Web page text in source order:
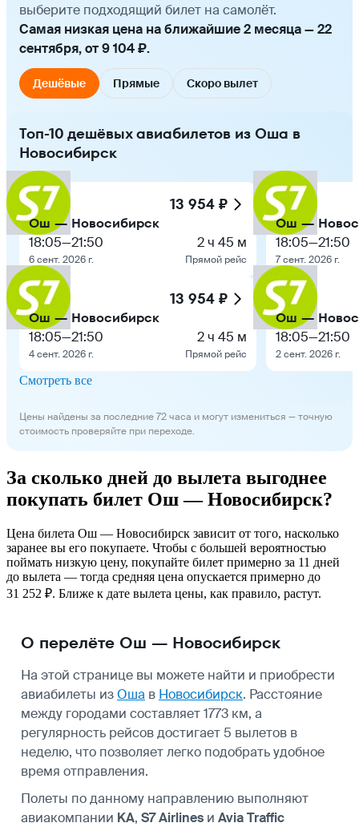
выберите подходящий билет на самолёт.
Самая низкая цена на ближайшие 2 месяца — 22
сентября, от 9 104 ₽.
Дешёвые Прямые Скоро вылет
Топ-10 дешёвых авиабилетов из Оша в
Новосибирск
13 954 ₽
Ош — Новосибирск
18:05—21:50
6 сент. 2026 г.
2 ч 45 м
Прямой рейс
13 954 ₽
Ош — Новосибирск
18:05—21:50
4 сент. 2026 г.
2 ч 45 м
Прямой рейс
Ош —
18:05—21:50
7 сент. 2026 г.
Ош —
18:05—21:50
2 сент. 2026 г.
Смотреть все
Цены найдены за последние 72 часа и могут измениться — точную
стоимость проверяйте при переходе.
За сколько дней до вылета выгоднее
покупать билет Ош — Новосибирск?
Цена билета Ош — Новосибирск зависит от того, насколько
заранее вы его покупаете. Чтобы с большей вероятностью
поймать низкую цену, покупайте билет примерно за 11 дней
до вылета — тогда средняя цена опускается примерно до
31 252 ₽. Ближе к дате вылета цены, как правило, растут.
О перелёте Ош — Новосибирск
На этой странице вы можете найти и приобрести
авиабилеты изОша в Новосибирск. Расстояние
между городами составляет 1773 км, а
регулярность рейсов достигает 5 вылетов в
неделю, что позволяет легко подобрать удобное
время отправления.
Полеты по данному направлению выполняют
авиакомпании KA, S7 Airlines и Avia Traffic